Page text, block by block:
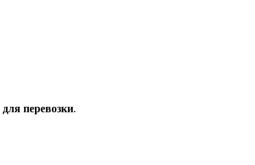
для перевозки.